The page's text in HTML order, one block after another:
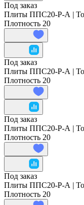
Под заказ
Плиты ППС20-Р-А |
Плотность 20
Под заказ
Плиты ППС20-Р-А |
Плотность 20
Под заказ
Плиты ППС20-Р-А |
Плотность 20
Под заказ
Плиты ППС20-Р-А |
Плотность 20